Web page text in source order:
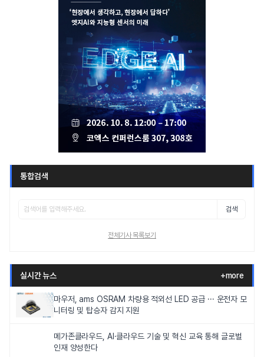
통합검색
검색
전체기사 목록보기
실시간 뉴스 +more
마우저, ams OSRAM 차량용 적외선 LED 공급 ··· 운전자 모
니터링 및 탑승자 감지 지원
메가존클라우드, AI·클라우드 기술 및 혁신 교육 통해 글로벌
인재 양성한다